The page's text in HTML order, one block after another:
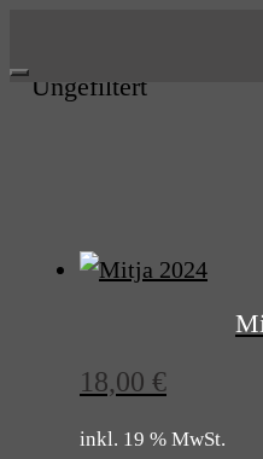
to
content
Ungefiltert
18,00 €
inkl. 19 % MwSt.